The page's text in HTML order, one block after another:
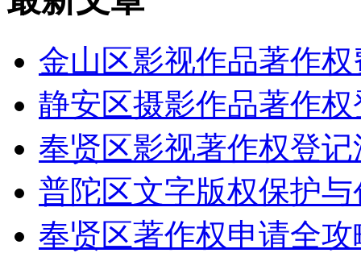
金山区影视作品著作
静安区摄影作品著作
奉贤区影视著作权登
普陀区文字版权保护
奉贤区著作权申请全攻